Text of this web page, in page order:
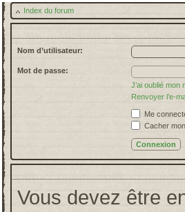
Index du forum
Nom d’utilisateur:
Mot de passe:
J’ai oublié mon
Renvoyer l’e-
Me
Cacher
Vous devez être